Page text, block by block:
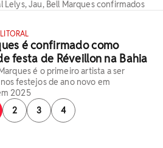
Lelys, Jau, Bell Marques confirmados
é confirmado como
festa de Réveillon na Bahia
é o primeiro artista a ser
festejos de ano novo em
2025
2 3 4